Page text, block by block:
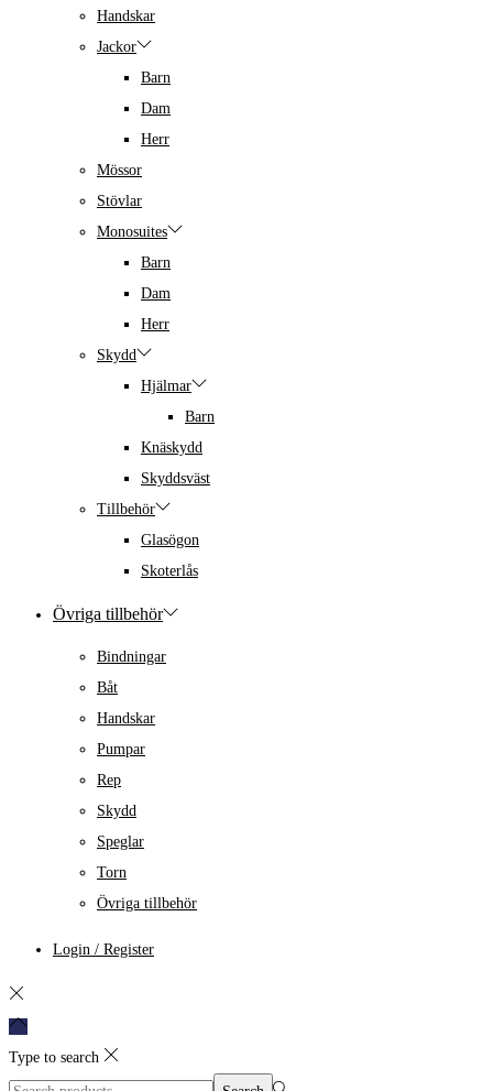
Handskar
Jackor
Barn
Dam
Herr
Mössor
Stövlar
Monosuites
Barn
Dam
Herr
Skydd
Hjälmar
Barn
Knäskydd
Skyddsväst
Tillbehör
Glasögon
Skoterlås
Övriga tillbehör
Bindningar
Båt
Handskar
Pumpar
Rep
Skydd
Speglar
Torn
Övriga tillbehör
Login / Register
Type to search
Search